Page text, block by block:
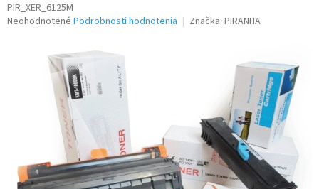
PIR_XER_6125M
Priemerné
Neohodnotené Podrobnosti hodnotenia Značka: PIRANHA